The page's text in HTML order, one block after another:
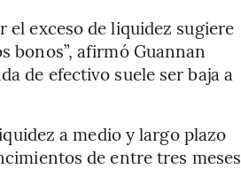
el exceso de liquidez sugiere
bonos”, afirmó Guannan
de efectivo suele ser baja a
a medio y largo plazo
de entre tres meses